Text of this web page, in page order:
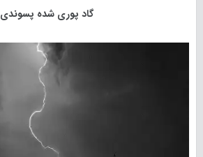
گاد پوری شده پسوندی